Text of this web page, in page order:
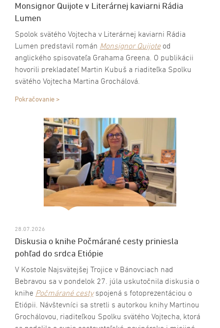
Monsignor Quijote v Literárnej kaviarni Rádia
Lumen
Spolok svätého Vojtecha v Literárnej kaviarni Rádia
Lumen predstavil román Monsignor Quijoteod
anglického spisovateľa Grahama Greena. O publikácii
hovorili prekladateľ Martin Kubuš a riaditeľka Spolku
svätého Vojtecha Martina Grochálová.
Pokračovanie >
28.07.2026
Diskusia o knihe Počmárané cesty priniesla
pohľad do srdca Etiópie
V Kostole Najsvätejšej Trojice v Bánovciach nad
Bebravou sa v pondelok 27. júla uskutočnila diskusia o
knihe Počmárané cestyspojená s fotoprezentáciou o
Etiópii. Návštevníci sa stretli s autorkou knihy Martinou
Grochálovou, riaditeľkou Spolku svätého Vojtecha, ktorá